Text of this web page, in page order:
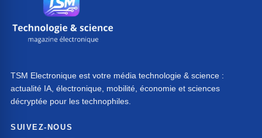
TSM Electronique est votre média technologie & science :
actualité IA, électronique, mobilité, économie et sciences
décryptée pour les technophiles.
SUIVEZ-NOUS